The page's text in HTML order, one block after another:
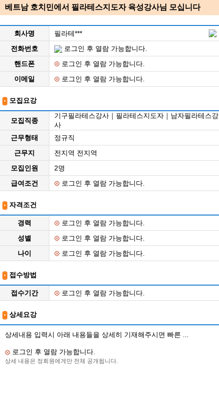
베트남 호치민에서 필라테스지도자 육성강사님 모십니다
회사명
필라테***
전화번호
로그인 후 열람 가능합니다.
핸드폰
로그인 후 열람 가능합니다.
이메일
로그인 후 열람 가능합니다.
모집요강
모집직종
기구필라테스강사｜필라테스지도자｜남자필라테스강
사
근무형태
정규직
근무지
전지역 전지역
모집인원
2명
급여조건
로그인 후 열람 가능합니다.
자격조건
경력
로그인 후 열람 가능합니다.
성별
로그인 후 열람 가능합니다.
나이
로그인 후 열람 가능합니다.
접수방법
접수기간 로그인 후 열람 가능합니다.
상세요강
상세내용 입력시 아래 내용들을 상세히 기재해주시면 빠른 ...
로그인 후 열람 가능합니다.
상세 내용은 정회원에게만 전체 공개됩니다.